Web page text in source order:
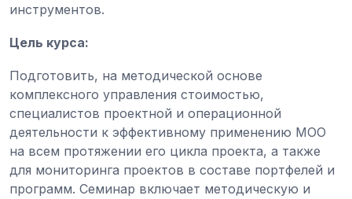
инструментов.
Цель курса:
Подготовить, на методической основе
комплексного управления стоимостью,
специалистов проектной и операционной
деятельности к эффективному применению МОО
на всем протяжении его цикла проекта, а также
для мониторинга проектов в составе портфелей и
программ. Семинар включает методическую и